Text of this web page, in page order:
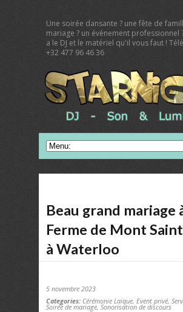
Une soirée dansante ? une fête de
mariage ? un événement professionnel
a le DJ et le matériel qu'il vous faut !
+32 477 96 46 36
Beau grand mariage
Ferme de Mont
à Waterloo
5 novembre 2023
Categories: Cérémonie Laïque, Event privé,
Soirée de mariage, Sonorisation de discours